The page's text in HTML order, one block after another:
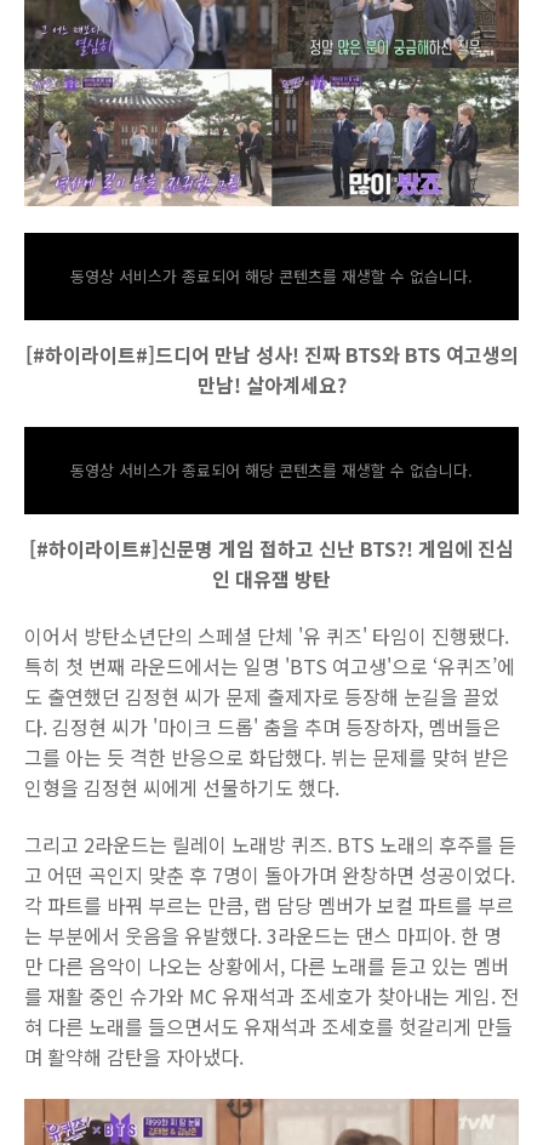
동영상 서비스가 종료되어 해당 콘텐츠를 재생할 수 없습니다.
[#하이라이트#]드디어 만남 성사! 진짜 BTS와 BTS 여고생의
만남! 살아계세요?
동영상 서비스가 종료되어 해당 콘텐츠를 재생할 수 없습니다.
[#하이라이트#]신문명 게임 접하고 신난 BTS?! 게임에 진심
인 대유잼 방탄
이어서 방탄소년단의 스페셜 단체 '유 퀴즈' 타임이 진행됐다.
특히 첫 번째 라운드에서는 일명 'BTS 여고생'으로 ‘유퀴즈’에
도 출연했던 김정현 씨가 문제 출제자로 등장해 눈길을 끌었
다. 김정현 씨가 '마이크 드롭' 춤을 추며 등장하자, 멤버들은
그를 아는 듯 격한 반응으로 화답했다. 뷔는 문제를 맞혀 받은
인형을 김정현 씨에게 선물하기도 했다.
그리고 2라운드는 릴레이 노래방 퀴즈. BTS 노래의 후주를 듣
고 어떤 곡인지 맞춘 후 7명이 돌아가며 완창하면 성공이었다.
각 파트를 바꿔 부르는 만큼, 랩 담당 멤버가 보컬 파트를 부르
는 부분에서 웃음을 유발했다. 3라운드는 댄스 마피아. 한 명
만 다른 음악이 나오는 상황에서, 다른 노래를 듣고 있는 멤버
를 재활 중인 슈가와 MC 유재석과 조세호가 찾아내는 게임. 전
혀 다른 노래를 들으면서도 유재석과 조세호를 헛갈리게 만들
며 활약해 감탄을 자아냈다.